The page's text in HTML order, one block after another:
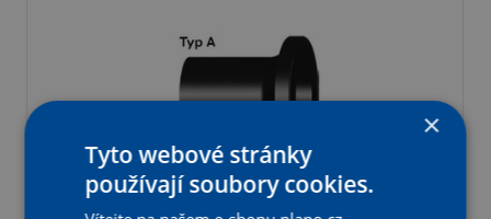
×
Tyto webové stránky
používají soubory cookies.